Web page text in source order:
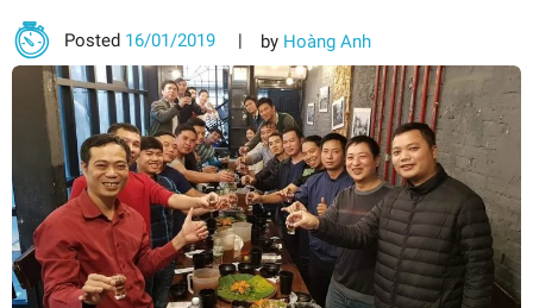
Posted 16/01/2019 by Hoàng Anh